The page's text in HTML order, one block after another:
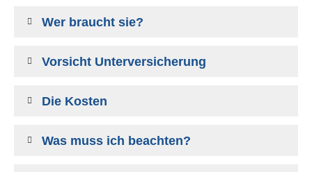
Wer braucht sie?
Vorsicht Unterversicherung
Die Kosten
Was muss ich beachten?